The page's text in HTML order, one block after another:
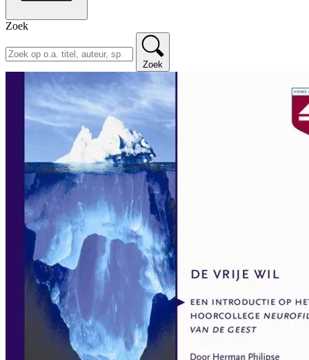
Zoek
Zoek